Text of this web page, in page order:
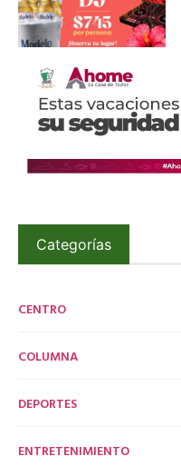
Categorías
CENTRO
COLUMNA
DEPORTES
ENTRETENIMIENTO